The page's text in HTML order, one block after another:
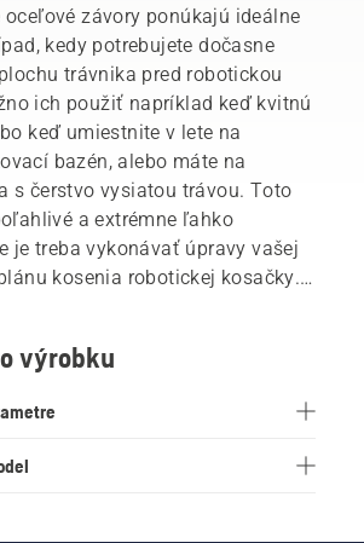
závory ponúkajú ideálne
kedy potrebujete dočasne
trávnika pred robotickou
ich použiť napríklad keď kvitnú
keď umiestnite v lete na
bazén, alebo máte na
s čerstvo vysiatou trávou. Toto
a extrémne ľahko
je treba vykonávať úpravy vašej
kosenia robotickej kosačky.
je súčasťou našej širokej ponuky
výrobku